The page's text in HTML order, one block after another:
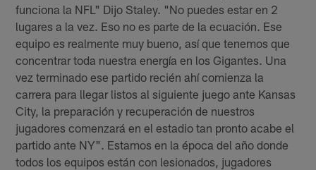
funciona la NFL" Dijo Staley. "No puedes estar en 2
lugares a la vez. Eso no es parte de la ecuación. Ese
equipo es realmente muy bueno, así que tenemos que
concentrar toda nuestra energía en los Gigantes. Una
vez terminado ese partido recién ahí comienza la
carrera para llegar listos al siguiente juego ante Kansas
City, la preparación y recuperación de nuestros
jugadores comenzará en el estadio tan pronto acabe el
partido ante NY". Estamos en la época del año donde
todos los equipos están con lesionados, jugadores